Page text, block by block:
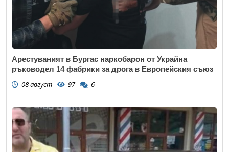
Арестуваният в Бургас наркобарон от Украйна
ръководел 14 фабрики за дрога в Европейския съюз
08 август 97 6